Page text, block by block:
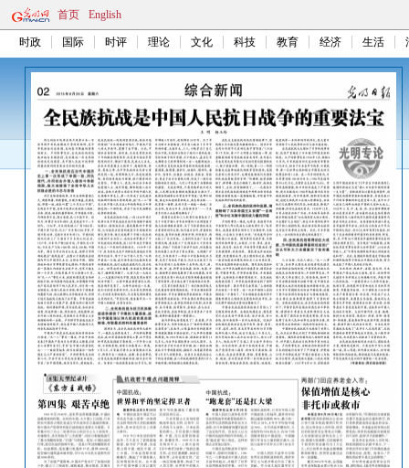
首页 English
时政 国际 时评 理论 文化 科技 教育 经济 生活